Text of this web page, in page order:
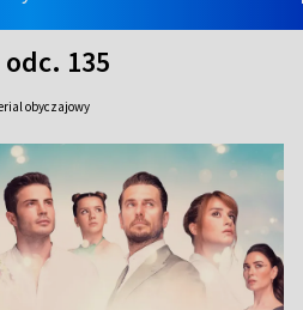
odc. 135
obyczajowy